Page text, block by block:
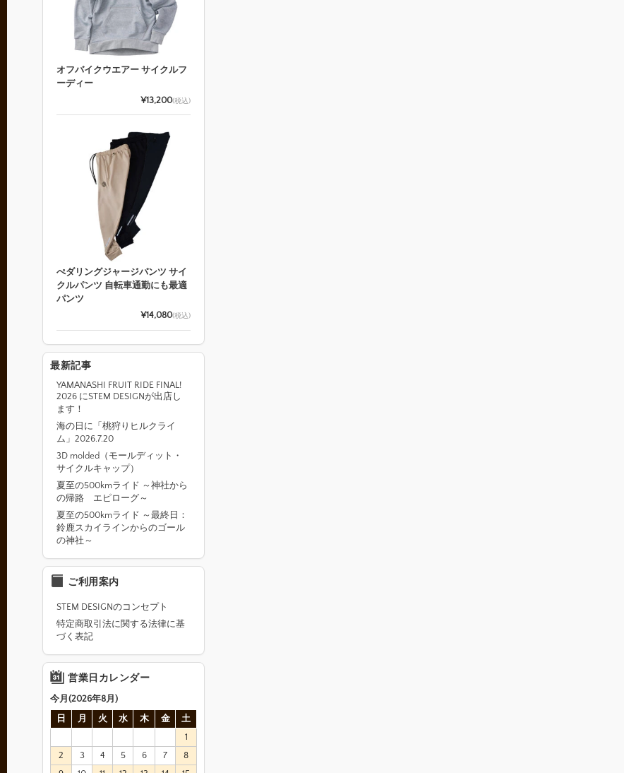
オフバイクウエアー サイクルフ
ーディー
¥13,200(税込)
ぺダリングジャージパンツ サイ
クルパンツ 自転車通勤にも最適
パンツ
¥14,080(税込)
最新記事
YAMANASHI FRUIT RIDE FINAL!
2026 にSTEM DESIGNが出店し
ます！
海の日に「桃狩りヒルクライ
ム」2026.7.20
3D molded（モールディット・
サイクルキャップ）
夏至の500kmライド ～神社から
の帰路 エピローグ～
夏至の500kmライド ～最終日：
鈴鹿スカイラインからのゴール
の神社～
ご利用案内
STEM DESIGNのコンセプト
特定商取引法に関する法律に基
づく表記
営業日カレンダー
今月(2026年8月)
日
月 火 水 木 金
土
1
2
3 4 5 6 7
8